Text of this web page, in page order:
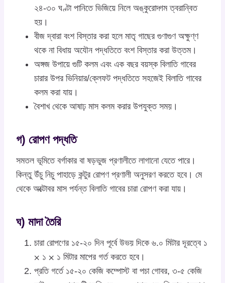
২৪-৩০ ঘণ্টা পানিতে ভিজিয়ে নিলে অঙ্কুরোদ্গম ত্বরান্বিত
হয়।
বীজ দ্বারা বংশ বিস্তার করা হলে মাতৃ গাছের গুণাগুণ অক্ষুণ্ণ
থকে না বিধায় অযৌন পদ্ধতিতে বংশ বিস্তার করা উত্তম।
অঙ্গজ উপায়ে গুটি কলম এবং এক বছর বয়স্ক বিলাতি গাবের
চারার উপর ভিনিয়ার/ক্লেফট পদ্ধতিতে সহজেই বিলাতি গাবের
কলম করা যায়।
বৈশাখ থেকে আষাঢ় মাস কলম করার উপযুক্ত সময়।
গ) রোপণ পদ্ধতি
সমতল ভূমিতে বর্গাকার বা ষড়ভুজ প্রণালীতে লাগানো যেতে পারে।
কিন্তু উঁচু নিচু পাহাড়ে কন্টুর রোপণ প্রণালী অনুসরণ করতে হবে। মে
থেকে অক্টোবর মাস পর্যন্ত বিলাতি গাবের চারা রোপণ করা যায়।
ঘ) মাদা তৈরি
চারা রোপণের ১৫-২০ দিন পূর্বে উভয় দিকে ৬.০ মিটার দূরত্বে ১
⨉ ১ ⨉ ১ মিটার মাপের গর্ত করতে হবে।
প্রতি গর্তে ১৫-২০ কেজি কম্পোস্ট বা পচা গোবর, ৩-৫ কেজি